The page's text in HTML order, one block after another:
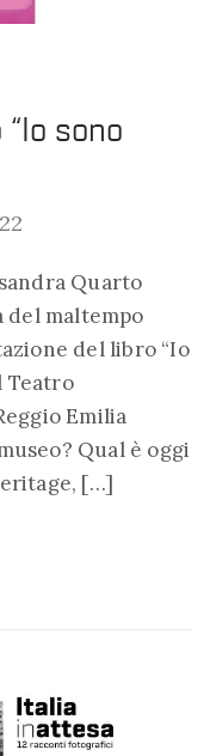
sono
Quarto
del maltempo
del libro “Io
Teatro
Emilia
Qual è oggi
[…]